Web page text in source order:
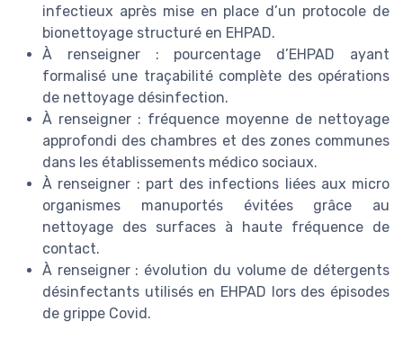
infectieux après mise en place d’un protocole de
bionettoyage structuré en EHPAD.
À renseigner : pourcentage d’EHPAD ayant
formalisé une traçabilité complète des opérations
de nettoyage désinfection.
À renseigner : fréquence moyenne de nettoyage
approfondi des chambres et des zones communes
dans les établissements médico sociaux.
À renseigner : part des infections liées aux micro
organismes manuportés évitées grâce au
nettoyage des surfaces à haute fréquence de
contact.
À renseigner : évolution du volume de détergents
désinfectants utilisés en EHPAD lors des épisodes
de grippe Covid.